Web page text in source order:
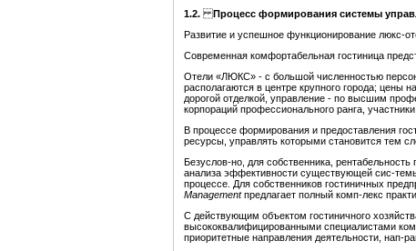
1.2.
Процесс формирования системы
Развитие и успешное функционирование люкс-
Современная комфортабельная гостиница
Отели «ЛЮКС» - с большой численностью
располагаются в центре крупного города; цены
дорогой отделкой, управление - по высшим
корпораций профессионального ранга,
В процессе формирования и предоставления
ресурсы, управлять которыми становится тем
Безуслов-но, для собственника,
анализа эффективности существующей сис-
процессе. Для собственников гостиничных
Managementпредлагает полный комп-лекс
С действующим объектом гостиничного
высококвалифицированными специалистами
приоритетные направления деятельности, нап-